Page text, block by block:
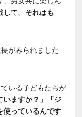
して、それはも
がみられました
いる子どもたちが
いますか？」「ジ
使っているんです